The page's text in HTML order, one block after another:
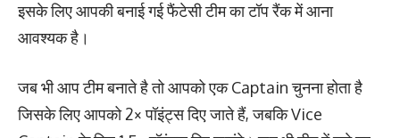
इसके लिए आपकी बनाई गई फैंटेसी टीम का टॉप रैंक में आना
आवश्यक है।
जब भी आप टीम बनाते है तो आपको एक Captain चुनना होता है
जिसके लिए आपको 2× पॉइंट्स दिए जाते हैं, जबकि Vice